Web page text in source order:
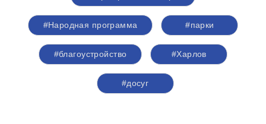
#Народная программа #парки
#благоустройство #Харлов
#досуг